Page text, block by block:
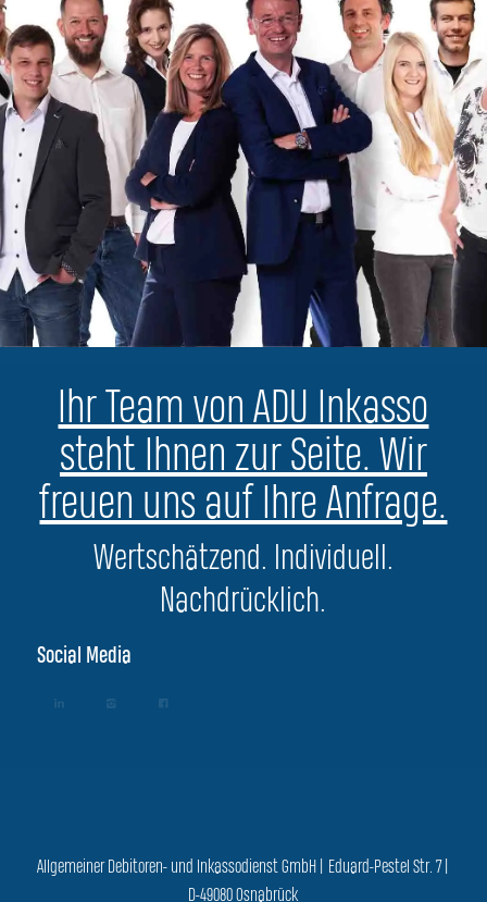
Ihr Team von ADU Inkasso
steht Ihnen zur Seite. Wir
freuen uns auf Ihre Anfrage.
Wertschätzend. Individuell.
Nachdrücklich.
Social Media
Allgemeiner Debitoren- und Inkassodienst GmbH | Eduard-Pestel Str. 7 |
D-49080 Osnabrück